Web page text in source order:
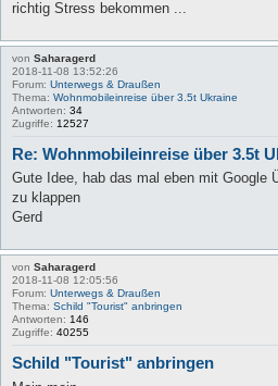
richtig Stress bekommen ...
von Saharagerd
2018-11-08 13:52:26
Forum: Unterwegs & Draußen
Thema: Wohnmobileinreise über 3.5t Ukraine
Antworten: 34
Zugriffe: 12527
Re: Wohnmobileinreise über 3.5t
Gute Idee, hab das mal eben mit Google
zu klappen
Gerd
von Saharagerd
2018-11-08 12:05:56
Forum: Unterwegs & Draußen
Thema: Schild "Tourist" anbringen
Antworten: 146
Zugriffe: 40255
Schild "Tourist" anbringen